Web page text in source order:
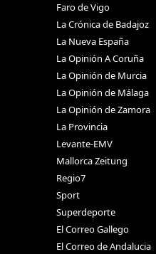
Faro de Vigo
La Crónica de Badajoz
La Nueva España
La Opinión A Coruña
La Opinión de Murcia
La Opinión de Málaga
La Opinión de Zamora
La Provincia
Levante-EMV
Mallorca Zeitung
Regio7
Sport
Superdeporte
El Correo Gallego
El Correo de Andalucia